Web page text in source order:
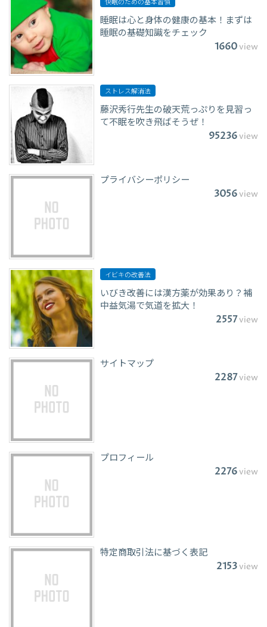
快眠のための基本習慣
睡眠は心と身体の健康の基本！まずは
睡眠の基礎知識をチェック
1660view
ストレス解消法
藤沢秀行先生の破天荒っぷりを見習っ
て不眠を吹き飛ばそうぜ！
95236view
プライバシーポリシー
3056view
イビキの改善法
いびき改善には漢方薬が効果あり？補
中益気湯で気道を拡大！
2557view
サイトマップ
2287view
プロフィール
2276view
特定商取引法に基づく表記
2153view